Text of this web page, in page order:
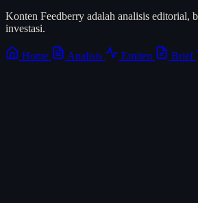
Konten Feedberry adalah analisis editorial,
investasi.
Home Analisis Emiten Brief